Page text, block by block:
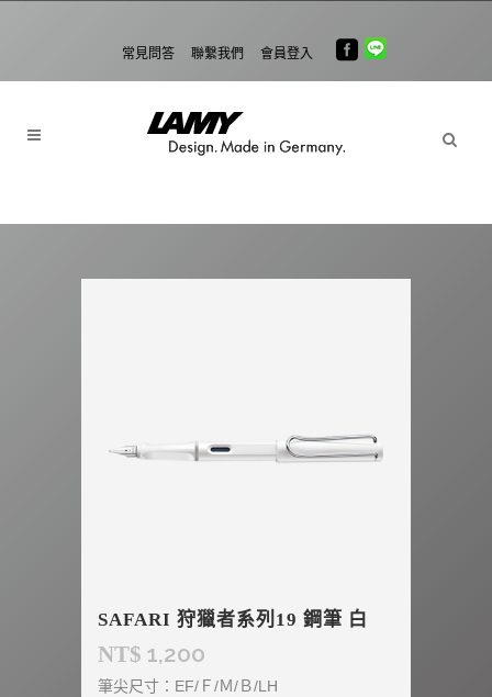
常見問答 聯繫我們 會員登入
SAFARI 狩獵者系列19 鋼筆 白
NT$ 1,200
筆尖尺寸：EF/Ｆ/Ｍ/Ｂ/LH